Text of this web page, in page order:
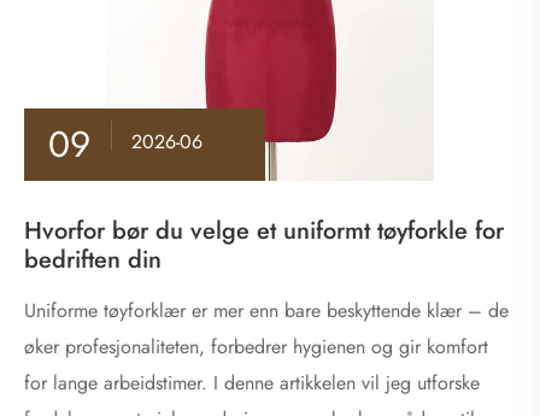
09 2026-06
Hvorfor bør du velge et uniformt tøyforkle for
bedriften din
Uniforme tøyforklær er mer enn bare beskyttende klær – de
øker profesjonaliteten, forbedrer hygienen og gir komfort
for lange arbeidstimer. I denne artikkelen vil jeg utforske